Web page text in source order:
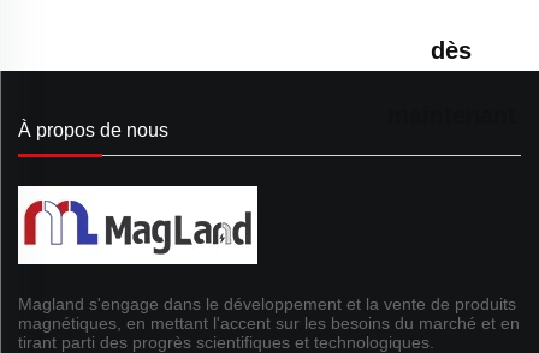
dès
À propos de nous
Magland s'engage dans le développement et la vente de produits
magnétiques, en mettant l'accent sur les besoins du marché et en
tirant parti des progrès scientifiques et technologiques.